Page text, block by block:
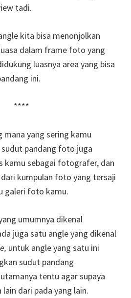
tadi.
kita bisa menonjolkan
dalam frame foto yang
luasnya area yang bisa
ini.
****
yang sering kamu
sudut pandang foto juga
kamu sebagai fotografer, dan
kumpulan foto yang tersaji
galeri foto kamu.
umumnya dikenal
juga satu angle yang dikenal
untuk angle yang satu ini
sudut pandang
tentu agar supaya
dari pada yang lain.